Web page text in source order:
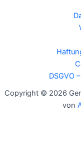
DSGVO
Copyright © 2026
von